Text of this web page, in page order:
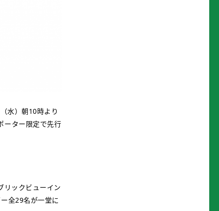
水）朝10時より
ーター限定で先行
リックビューイン
全29名が一堂に